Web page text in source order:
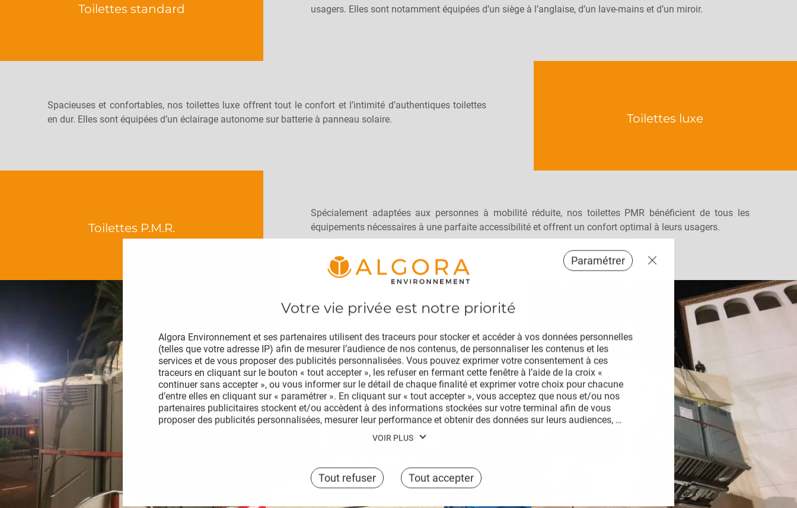
Algora Environnement et ses partenaires utilisent des traceurs pour stocker et accéder à vos données personnelles
(telles que votre adresse IP) afin de mesurer l’audience de nos contenus, de personnaliser les contenus et les
services et de vous proposer des publicités personnalisées. Vous pouvez exprimer votre consentement à ces
traceurs en cliquant sur le bouton « tout accepter », les refuser en fermant cette fenêtre à l’aide de la croix «
continuer sans accepter », ou vous informer sur le détail de chaque finalité et exprimer votre choix pour chacune
d’entre elles en cliquant sur « paramétrer ». En cliquant sur « tout accepter », vous acceptez que nous et/ou nos
partenaires publicitaires stockent et/ou accèdent à des informations stockées sur votre terminal afin de vous
proposer des publicités personnalisées, mesurer leur performance et obtenir des données sur leurs audiences,
développer et améliorer nos produits, assurer la sécurité, prévenir la fraude et déboguer, diffuser techniquement les
publicités ou le contenu, mettre en correspondance et combiner des sources de données hors ligne, relier différents
données de géolocalisation précises, analyser activement les caractéristiques du terminal pour l’identification.
Vous pouvez modifier vos choix à tout moment en cliquant sur « Gérer mes cookies » en bas des pages de ce site.
Vous pouvez aussi consulter notre politique de confidentialité pour plus d’informations.
VOIR PLUS
Tout accepter
Tout refuser
Paramétrer
Toilettes standard
usagers. Elles sont notamment équipées d’un siège à l’anglaise, d’un lave-mains et d’un miroir.
Spacieuses et confortables, nos toilettes luxe offrent tout le confort et l’intimité d’authentiques toilettes
en dur. Elles sont équipées d’un éclairage autonome sur batterie à panneau solaire.
Toilettes luxe
Toilettes P.M.R.
Spécialement adaptées aux personnes à mobilité réduite, nos toilettes PMR bénéficient de tous les
équipements nécessaires à une parfaite accessibilité et offrent un confort optimal à leurs usagers.